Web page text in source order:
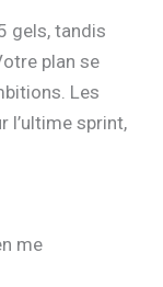
gels, tandis
plan se
Les
l’ultime sprint,
me